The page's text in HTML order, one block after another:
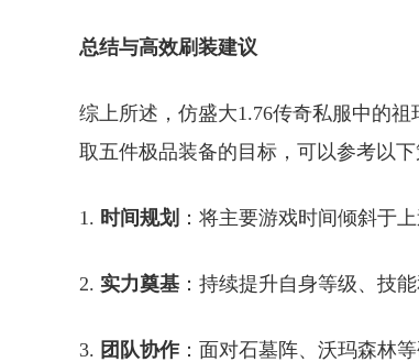
总结与高效刷装建议
综上所述，仿盛大1.76传奇私服中的
取五件极品装备的目标，可以参考以下
1. 时间规划 ：将主要游戏时间倾斜于
2. 实力奠基 ：持续提升自身等级、技
3. 团队协作：面对石墓阵、沃玛森林